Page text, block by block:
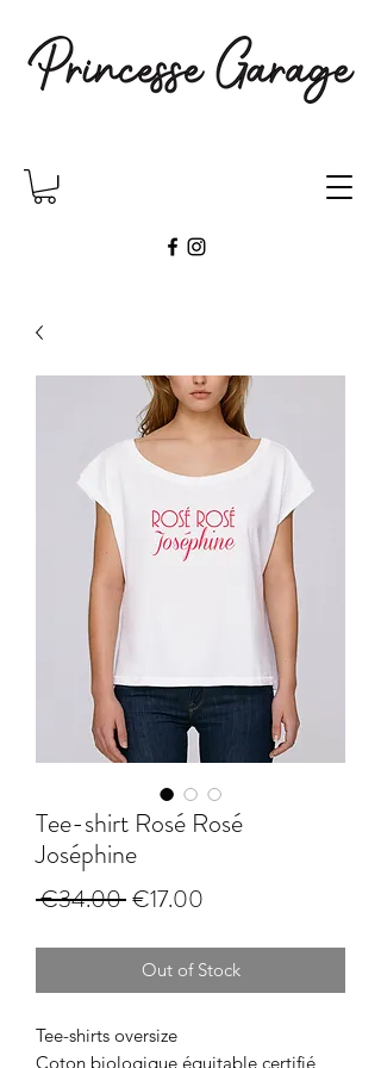
Tee-shirt Rosé Rosé
Joséphine
€34.00 Regular
€17.00
Out of Stock
Tee-shirts oversize
Coton biologique équitable certifié